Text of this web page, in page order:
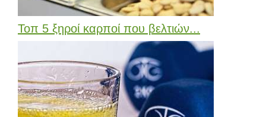
Τοπ 5 ξηροί καρποί που βελτιών...